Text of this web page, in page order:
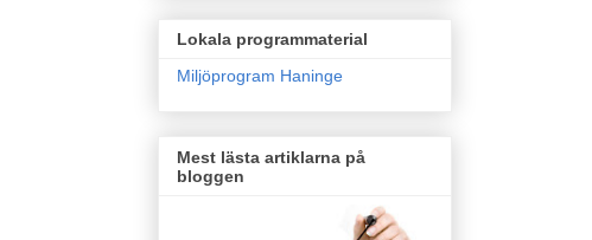
Lokala programmaterial
Miljöprogram Haninge
Mest lästa artiklarna på
bloggen